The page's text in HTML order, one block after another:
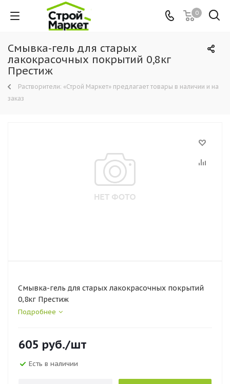
0
Смывка-гель для старых
лакокрасочных покрытий 0,8кг
Престиж
Растворители: «Строй Маркет» предлагает товары в наличии и на
заказ
Смывка-гель для старых лакокрасочных покрытий
0,8кг Престиж
Подробнее
605 руб./шт
Есть в наличии